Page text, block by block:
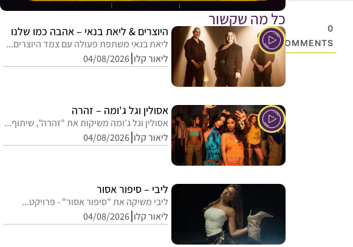
0
COMMENTS
כל מה שקשור
היוצרים & ליאת בנאי – אהבה כמו שלנו
ליאת בנאי משתפת פעולה עם צמד היוצרים...
ליאור קלו 04/08/2026
אסולין וגל ג'ומה – זהרה
אסולין וגל ג'ומה משיקות את "זהרה", שיתוף...
ליאור קלו 04/08/2026
ליבי – סיפור אסור
ליבי משיקה את "סיפור אסור" - פרויקט...
ליאור קלו 04/08/2026